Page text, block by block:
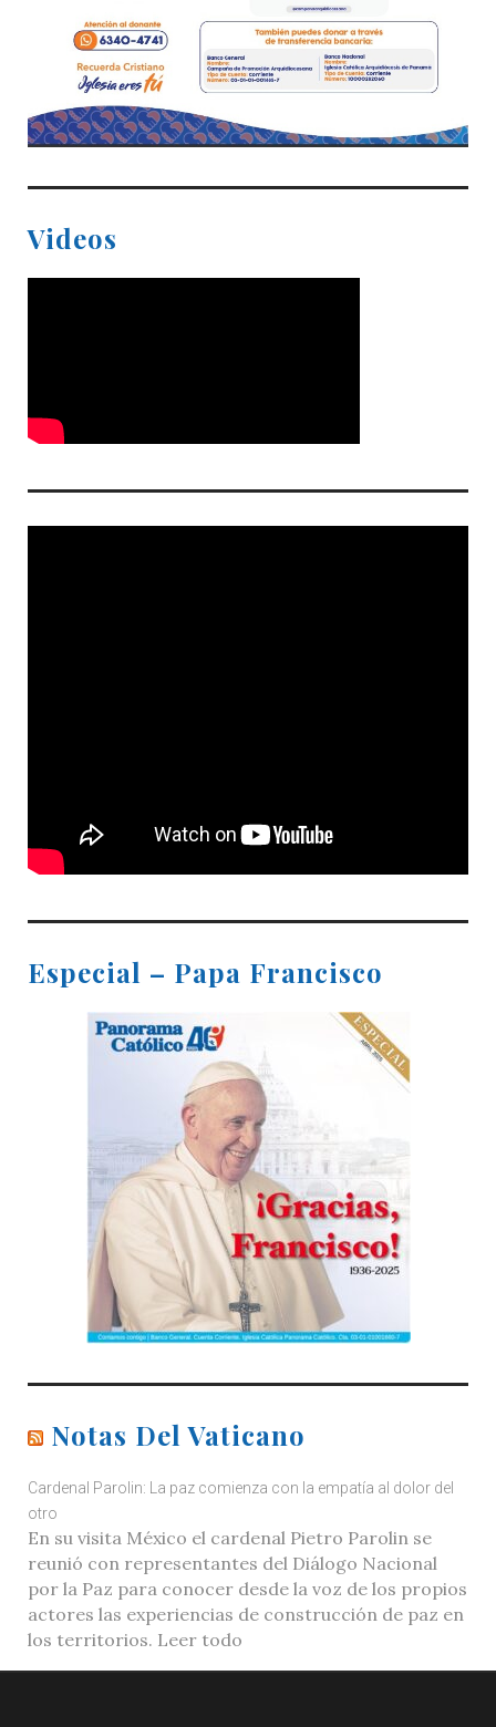
Videos
Especial – Papa Francisco
Notas Del Vaticano
Cardenal Parolin: La paz comienza con la empatía al dolor del
otro
En su visita México el cardenal Pietro Parolin se
reunió con representantes del Diálogo Nacional
por la Paz para conocer desde la voz de los propios
actores las experiencias de construcción de paz en
los territorios. Leer todo